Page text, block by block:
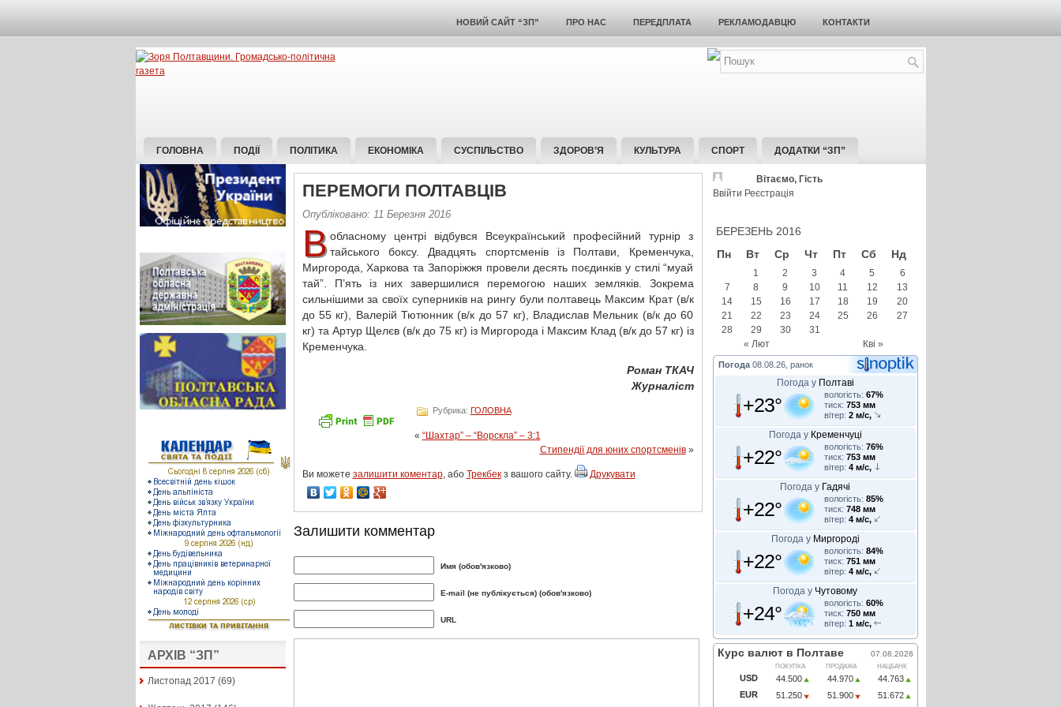
НОВИЙ САЙТ “ЗП” ПРО НАС ПЕРЕДПЛАТА РЕКЛАМОДАВЦЮ КОНТАКТИ
ГОЛОВНА ПОДІЇ ПОЛІТИКА ЕКОНОМІКА СУСПІЛЬСТВО ЗДОРОВ’Я КУЛЬТУРА СПОРТ ДОДАТКИ “ЗП”
АРХІВ “ЗП”
Листопад 2017 (69)
ПЕРЕМОГИ ПОЛТАВЦІВ
Опубліковано: 11 Березня 2016
В обласному центрі відбувся Всеукраїнський професійний турнір з
тайського боксу. Двадцять спортсменів із Полтави, Кременчука,
Миргорода, Харкова та Запоріжжя провели десять поєдинків у стилі “муай
тай”. П’ять із них завершилися перемогою наших земляків. Зокрема
сильнішими за своїх суперників на рингу були полтавець Максим Крат (в/к
до 55 кг), Валерій Тютюнник (в/к до 57 кг), Владислав Мельник (в/к до 60
кг) та Артур Щелєв (в/к до 75 кг) із Миргорода і Максим Клад (в/к до 57 кг) із
Кременчука.
Роман ТКАЧ
Журналіст
Рубрика: ГОЛОВНА
« “Шахтар” – “Ворскла” – 3:1
Стипендії для юних спортсменів»
Ви можете залишити коментар, або Трекбекз вашого сайту. Друкувати
Залишити комментар
Имя (обов'язково)
E-mail (не публікується) (обов'язково)
URL
Вітаємо, Гість
Ввійти Реєстрація
БЕРЕЗЕНЬ 2016
Пн
Вт Ср Чт Пт Сб Нд
« Лют Кві »
1 2 3 4 5
6
7
8 9 10 11 12
13
14
15 16 17 18 19
20
21
22 23 24 25 26
27
28
29 30 31
Погода 08.08.26, ранок
Погода у Полтаві
+23° вологість: 67%
тиск: 753 мм
вітер: 2 м/с,
Погода у Кременчуці
+22° вологість: 76%
тиск: 753 мм
вітер: 4 м/с,
Погода у Гадячі
+22° вологість: 85%
тиск: 748 мм
вітер: 4 м/с,
Погода у Миргороді
+22° вологість: 84%
тиск: 751 мм
вітер: 4 м/с,
Погода у Чутовому
+24° вологість: 60%
тиск: 750 мм
вітер: 1 м/с,